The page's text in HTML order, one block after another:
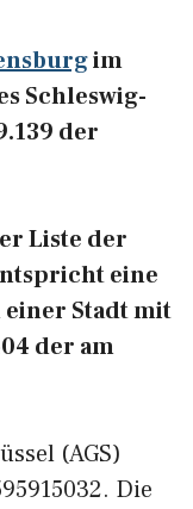
im
Schleswig-
der
Liste der
eine
einer Stadt mit
der am
(AGS)
Die